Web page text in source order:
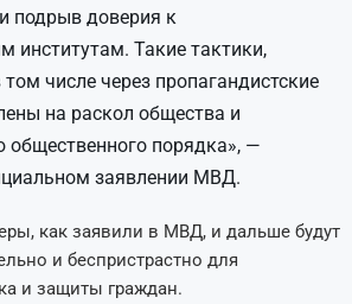
подрыв доверия к
институтам. Такие тактики,
числе через пропагандистские
на раскол общества и
общественного порядка», —
заявлении МВД.
как заявили в МВД, и дальше будут
и беспристрастно для
и защиты граждан.